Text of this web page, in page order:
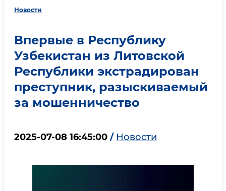
Новости
Впервые в Республику
Узбекистан из Литовской
Республики экстрадирован
преступник, разыскиваемый
за мошенничество
2025-07-08 16:45:00 / Новости